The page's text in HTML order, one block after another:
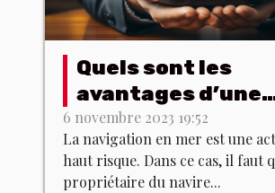
Quels sont les
avantages d’une
assurance
6 novembre 2023 19:52
La navigation en mer est une
haut risque. Dans ce cas, il faut
propriétaire du navire...